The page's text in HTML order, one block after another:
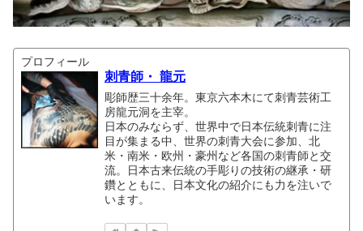
プロフィール
刺青師・ 龍元
彫師歴三十余年。東京六本木にて刺青芸術工
房龍元洞を主宰。
日本のみならず、世界中で日本伝統刺青に注
目が集まる中、世界の刺青大会に参加、北
米・南米・欧州・豪州など各国の刺青師と交
流。日本古来伝統の手彫りの技術の継承・研
鑽とともに、日本文化の紹介にも力を注いで
います。